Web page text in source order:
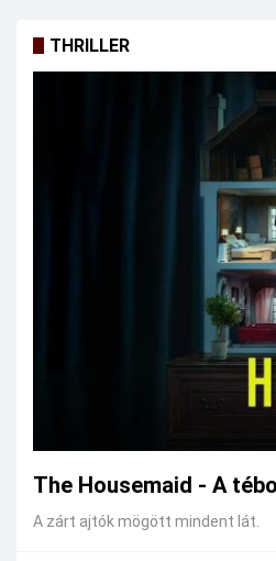
THRILLER
The Housemaid - A
A zárt ajtók mögött mindent lát.